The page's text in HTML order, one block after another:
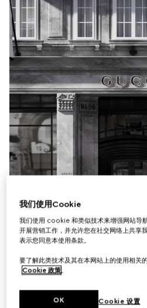
我们使用Cookie
我们使用 cookie 和类似技术来增强网站导
开展营销工作，并允许您在社交网络上共享
表示您同意本使用条款。
要了解此类技术及其在本网站上的使用相关
Cookie 政策。
Cookie 设置
OK